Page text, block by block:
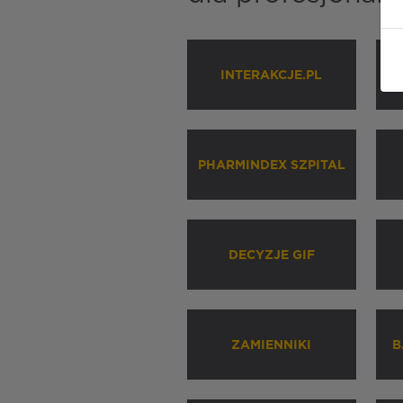
INTERAKCJE.PL
PHARMINDEX SZPITAL
DECYZJE GIF
ZAMIENNIKI